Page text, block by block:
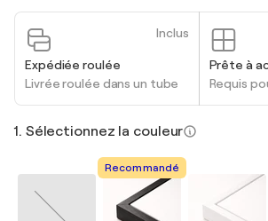
Inclus
Expédiée roulée
Livrée roulée dans un tube
Prête à
Requis
1. Sélectionnez la couleur
Recommandé